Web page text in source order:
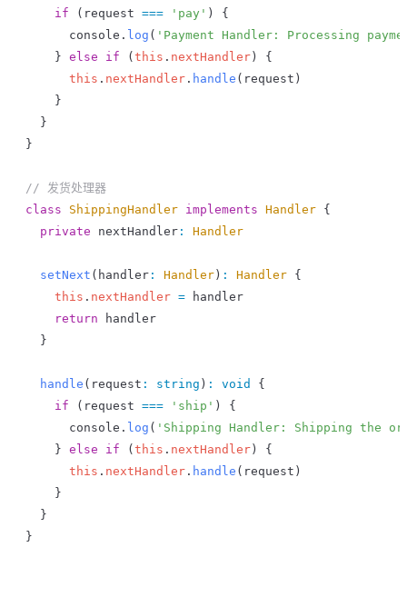
    if
( request === 'pay' ) {
      console
. log ( 'Payment Handler: Processing
    }
else if ( this . nextHandler ) {
      this
. nextHandler . handle ( request )
    }
  }
}
// 发货处理器
class ShippingHandler implements Handler {
  private
nextHandler : Handler
  setNext
( handler : Handler ) : Handler {
    this
. nextHandler = handler
    return
handler
  }
  handle
( request : string ) : void
{
    if
( request === 'ship' ) {
      console
. log ( 'Shipping Handler: Shipping the
    }
else if ( this . nextHandler ) {
      this
. nextHandler . handle ( request )
    }
  }
}